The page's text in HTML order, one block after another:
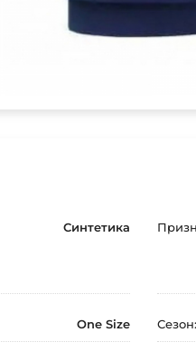
Синтетика
One Size Сезон: